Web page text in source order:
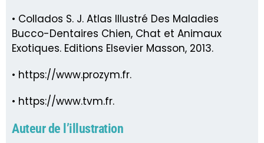
• Collados S. J. Atlas Illustré Des Maladies
Bucco-Dentaires Chien, Chat et Animaux
Exotiques. Editions Elsevier Masson, 2013.
• https://www.prozym.fr.
• https://www.tvm.fr.
Auteur de l’illustration